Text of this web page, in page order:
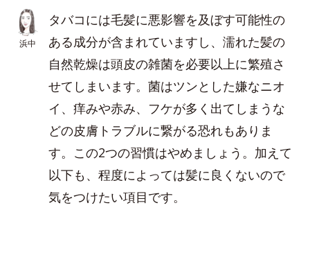
浜中
タバコには毛髪に悪影響を及ぼす可能性の
ある成分が含まれていますし、濡れた髪の
自然乾燥は頭皮の雑菌を必要以上に繁殖さ
せてしまいます。菌はツンとした嫌なニオ
イ、痒みや赤み、フケが多く出てしまうな
どの皮膚トラブルに繋がる恐れもありま
す。この2つの習慣はやめましょう。加えて
以下も、程度によっては髪に良くないので
気をつけたい項目です。